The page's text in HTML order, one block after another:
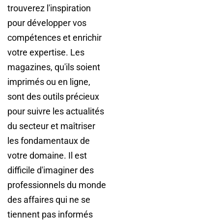
trouverez l'inspiration
pour développer vos
compétences et enrichir
votre expertise. Les
magazines, qu'ils soient
imprimés ou en ligne,
sont des outils précieux
pour suivre les actualités
du secteur et maîtriser
les fondamentaux de
votre domaine. Il est
difficile d'imaginer des
professionnels du monde
des affaires qui ne se
tiennent pas informés